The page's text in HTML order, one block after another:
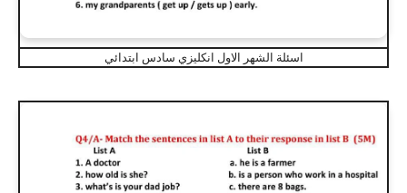
اسئلة الشهر الاول انكليزي سادس ابتدائي